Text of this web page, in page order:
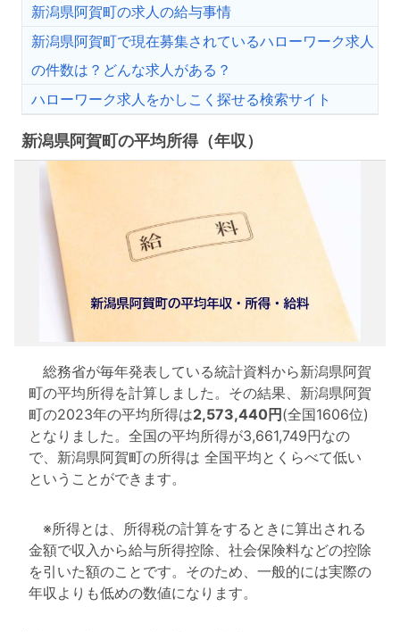
新潟県阿賀町の求人の給与事情
新潟県阿賀町で現在募集されているハローワーク求人
の件数は？どんな求人がある？
ハローワーク求人をかしこく探せる検索サイト
新潟県阿賀町の平均所得（年収）
総務省が毎年発表している統計資料から新潟県阿賀
町の平均所得を計算しました。その結果、新潟県阿賀
町の2023年の平均所得は2,573,440円(全国1606位)
となりました。全国の平均所得が3,661,749円なの
で、新潟県阿賀町の所得は 全国平均とくらべて低い
ということができます。
※所得とは、所得税の計算をするときに算出される
金額で収入から給与所得控除、社会保険料などの控除
を引いた額のことです。そのため、一般的には実際の
年収よりも低めの数値になります。